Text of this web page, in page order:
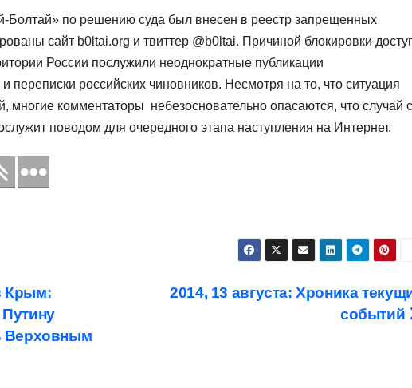
Болтай» по решению суда был внесен в реестр запрещенных
сайт b0ltai.org и твиттер @b0ltai. Причиной блокировки
России послужили неоднократные публикации
переписки российских чиновников. Несмотря на то, что ситуация
многие комментаторы небезосновательно опасаются, что случай
поводом для очередного этапа наступления на Интернет.
2014, 13 августа: Хроника
событий
Крым:
Верховным